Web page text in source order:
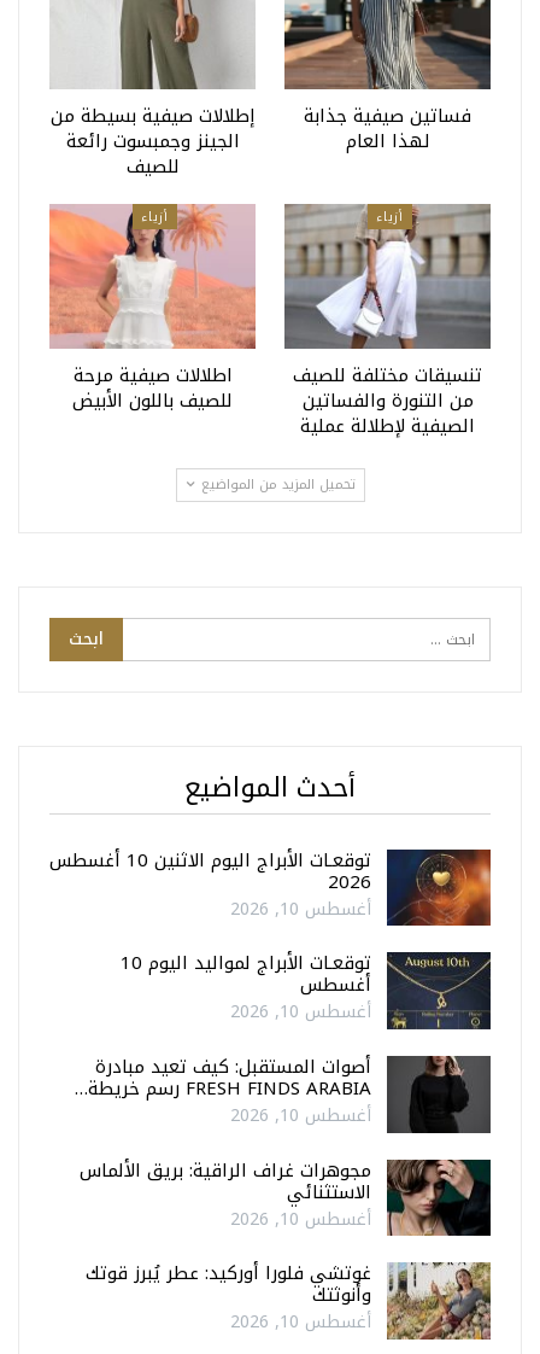
فساتين صيفية جذابة
لهذا العام
إطلالات صيفية بسيطة من
الجينز وجمبسوت رائعة
للصيف
أزياء
تنسيقات مختلفة للصيف
من التنورة والفساتين
الصيفية لإطلالة عملية
أزياء
اطلالات صيفية مرحة
للصيف باللون الأبيض
تحميل المزيد من المواضيع
أحدث المواضيع
توقعـات الأبراج اليوم الاثنين 10 أغسطس
2026
أغسطس 10, 2026
توقعـات الأبراج لمواليد اليوم 10
أغسطس
أغسطس 10, 2026
أصوات المستقبل: كيف تعيد مبادرة
FRESH FINDS ARABIA رسم خريطة…
أغسطس 10, 2026
مجوهرات غراف الراقية: بريق الألماس
الاستثنائي
أغسطس 10, 2026
غوتشي فلورا أوركيد: عطر يُبرز قوتك
وأنوثتك
أغسطس 10, 2026